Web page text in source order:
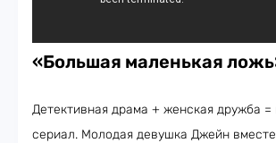
«Большая маленькая
Детективная драма + женская дружба =
сериал. Молодая девушка Джейн